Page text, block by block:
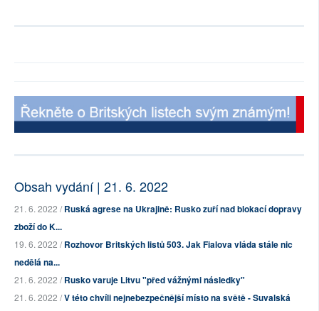
Obsah vydání | 21. 6. 2022
21. 6. 2022 /Ruská agrese na Ukrajině: Rusko zuří nad blokací dopravy
zboží do K...
19. 6. 2022 /Rozhovor Britských listů 503. Jak Fialova vláda stále nic
nedělá na...
21. 6. 2022 /Rusko varuje Litvu "před vážnými následky"
21. 6. 2022 /V této chvíli nejnebezpečnější místo na světě - Suvalská